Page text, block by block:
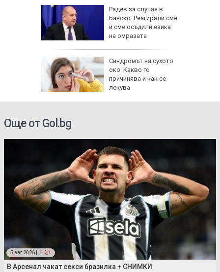
Радев за случая в
Банско: Реагирали сме
и сме осъдили езика
на омразата
Синдромът на сухото
око: Какво го
причинява и как се
лекува
Още от Gol.bg
5 авг 2026 | 1
В Арсенал чакат секси бразилка + СНИМКИ